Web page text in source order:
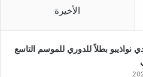
الأخيرة
نواذيبو بطلاً للدوري للموسم التاسع